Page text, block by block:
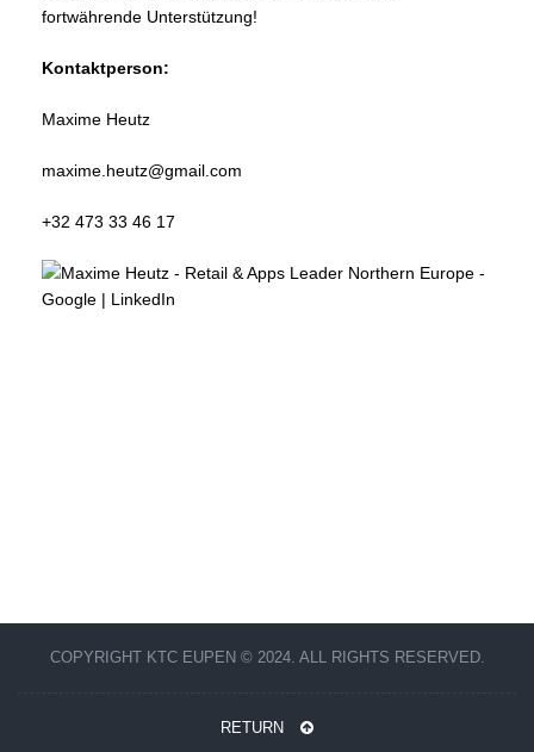
fortwährende Unterstützung!
Kontaktperson:
Maxime Heutz
maxime.heutz@gmail.com
+32 473 33 46 17
COPYRIGHT KTC EUPEN © 2024. ALL RIGHTS RESERVED.
RETURN